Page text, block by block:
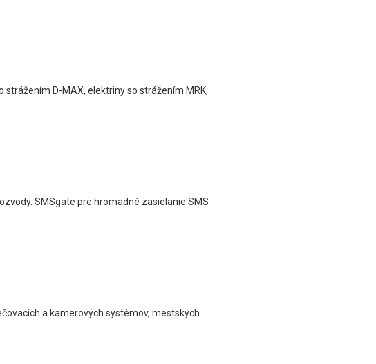
D-MAX, elektriny so strážením MRK,
SMSgate pre hromadné zasielanie SMS
a kamerových systémov, mestských